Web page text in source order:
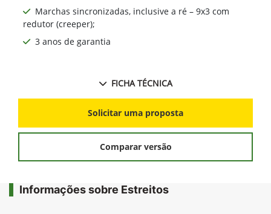
Marchas sincronizadas, inclusive a ré – 9x3 com
redutor (creeper);
3 anos de garantia
FICHA TÉCNICA
Solicitar uma proposta
Comparar versão
Informações sobre Estreitos